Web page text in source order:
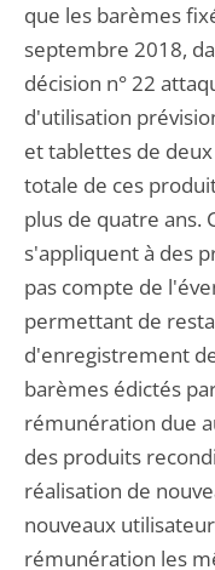
que les barèmes
septembre 2018,
décision n° 22
d'utilisation
et tablettes de
totale de ces
plus de quatre ans.
s'appliquent à des
pas compte de
permettant de
d'enregistrement
barèmes édictés
rémunération due
des produits
réalisation de
nouveaux
rémunération les